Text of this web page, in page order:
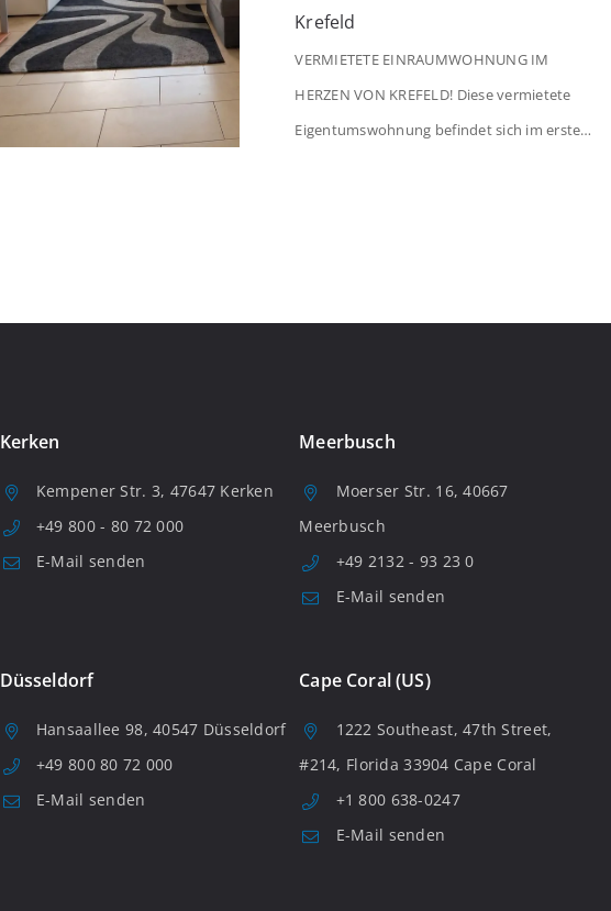
Krefeld
VERMIETETE EINRAUMWOHNUNG IM
HERZEN VON KREFELD! Diese vermietete
Eigentumswohnung befindet sich im ersten
Kerken
Kempener Str. 3, 47647 Kerken
+49 800 - 80 72 000
E-Mail senden
Meerbusch
Moerser Str. 16, 40667
Meerbusch
+49 2132 - 93 23 0
E-Mail senden
Düsseldorf
Hansaallee 98, 40547 Düsseldorf
+49 800 80 72 000
E-Mail senden
Cape Coral (US)
1222 Southeast, 47th Street,
#214, Florida 33904 Cape Coral
+1 800 638-0247
E-Mail senden